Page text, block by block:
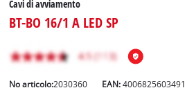
Cavi di avviamento
BT-BO 16/1 A LED SP
No articolo:2030360 EAN:4006825603491